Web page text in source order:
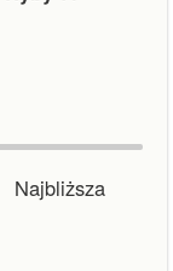
Najbliższa